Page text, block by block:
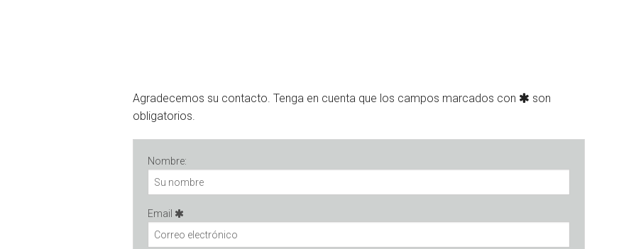
Agradecemos su contacto. Tenga en cuenta que los campos marcados con
son
obligatorios.
Nombre:
Email